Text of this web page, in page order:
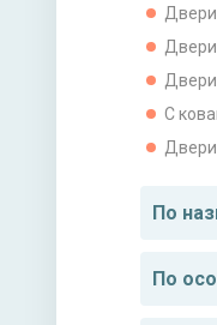
Двери
Двери
С
По
По